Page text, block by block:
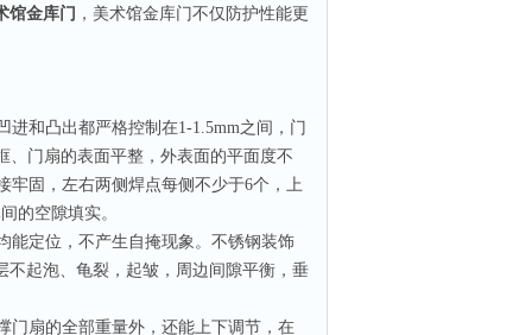
馆金库门 ，美术馆金库门不仅防护性能更
进和凸出都严格控制在1-1.5mm之间，门
、门扇的表面平整，外表面的平面度不
牢固，左右两侧焊点每侧不少于6个，上
的空隙填实。
能定位，不产生自掩现象。不锈钢装饰
起泡、龟裂，起皱，周边间隙平衡，垂
门扇的全部重量外，还能上下调节，在